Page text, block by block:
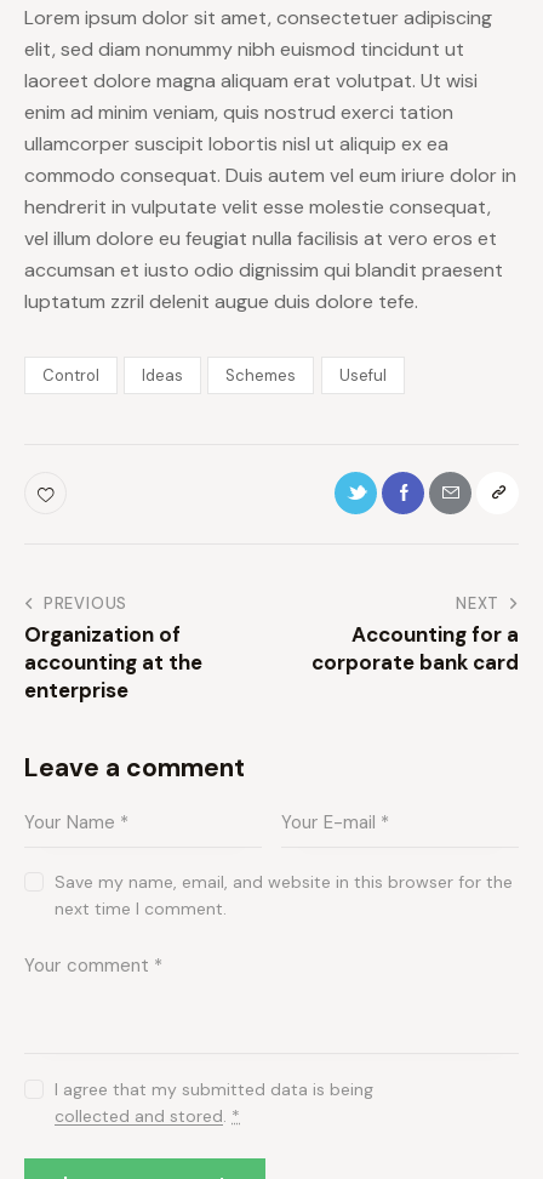
Lorem ipsum dolor sit amet, consectetuer adipiscing
elit, sed diam nonummy nibh euismod tincidunt ut
laoreet dolore magna aliquam erat volutpat. Ut wisi
enim ad minim veniam, quis nostrud exerci tation
ullamcorper suscipit lobortis nisl ut aliquip ex ea
commodo consequat. Duis autem vel eum iriure dolor in
hendrerit in vulputate velit esse molestie consequat,
vel illum dolore eu feugiat nulla facilisis at vero eros et
accumsan et iusto odio dignissim qui blandit praesent
luptatum zzril delenit augue duis dolore tefe.
Control Ideas Schemes Useful
PREVIOUS
Organization of
accounting at the
enterprise
NEXT
Accounting for a
corporate bank card
Leave a comment
Save my name, email, and website in this browser for the
next time I comment.
I agree that my submitted data is being
collected and stored. *